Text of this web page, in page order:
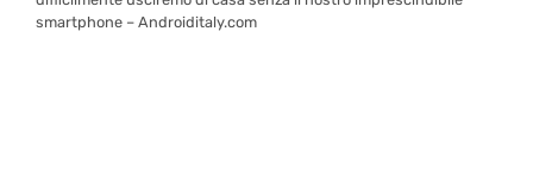
smartphone – Androiditaly.com